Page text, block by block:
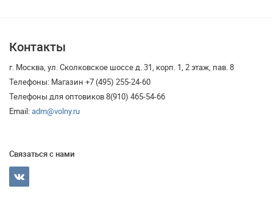
Контакты
г. Москва, ул. Сколковское шоссе д. 31, корп. 1, 2 этаж, пав. 8
Телефоны: Магазин +7 (495) 255-24-60
Телефоны для оптовиков 8(910) 465-54-66
Email:adm@volny.ru
Связаться с нами